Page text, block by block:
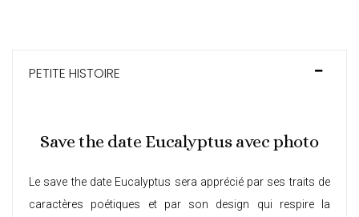
PETITE HISTOIRE
Save the date Eucalyptus avec photo
Le save the date Eucalyptus sera apprécié par ses traits de
caractères poétiques et par son design qui respire la